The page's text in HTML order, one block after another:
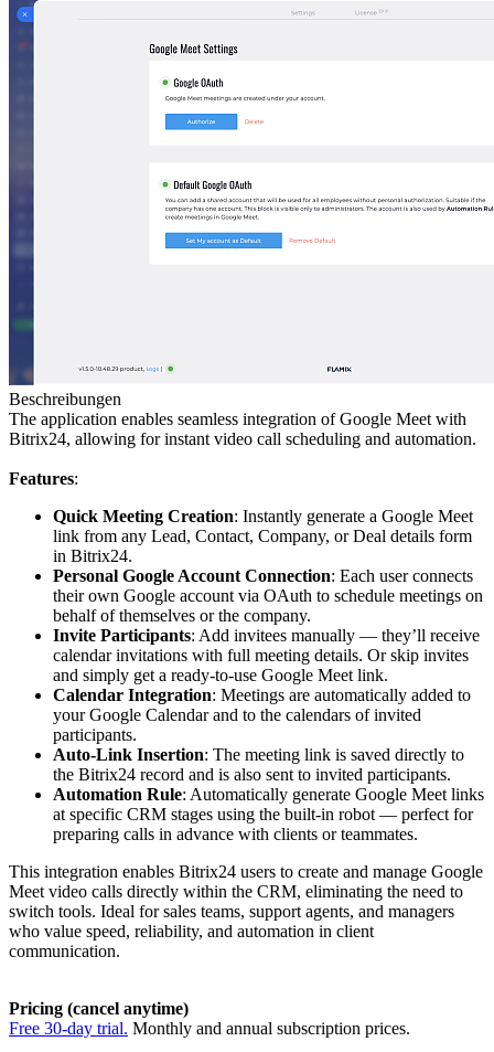
Beschreibungen
The application enables seamless integration of Google Meet with
Bitrix24, allowing for instant video call scheduling and automation.
Features:
Quick Meeting Creation: Instantly generate a Google Meet
link from any Lead, Contact, Company, or Deal details form
in Bitrix24.
Personal Google Account Connection: Each user connects
their own Google account via OAuth to schedule meetings on
behalf of themselves or the company.
Invite Participants: Add invitees manually — they’ll receive
calendar invitations with full meeting details. Or skip invites
and simply get a ready-to-use Google Meet link.
Calendar Integration: Meetings are automatically added to
your Google Calendar and to the calendars of invited
participants.
Auto-Link Insertion: The meeting link is saved directly to
the Bitrix24 record and is also sent to invited participants.
Automation Rule: Automatically generate Google Meet links
at specific CRM stages using the built-in robot — perfect for
preparing calls in advance with clients or teammates.
This integration enables Bitrix24 users to create and manage Google
Meet video calls directly within the CRM, eliminating the need to
switch tools. Ideal for sales teams, support agents, and managers
who value speed, reliability, and automation in client
communication.
Pricing (cancel anytime)
Free 30-day trial. Monthly and annual subscription prices.